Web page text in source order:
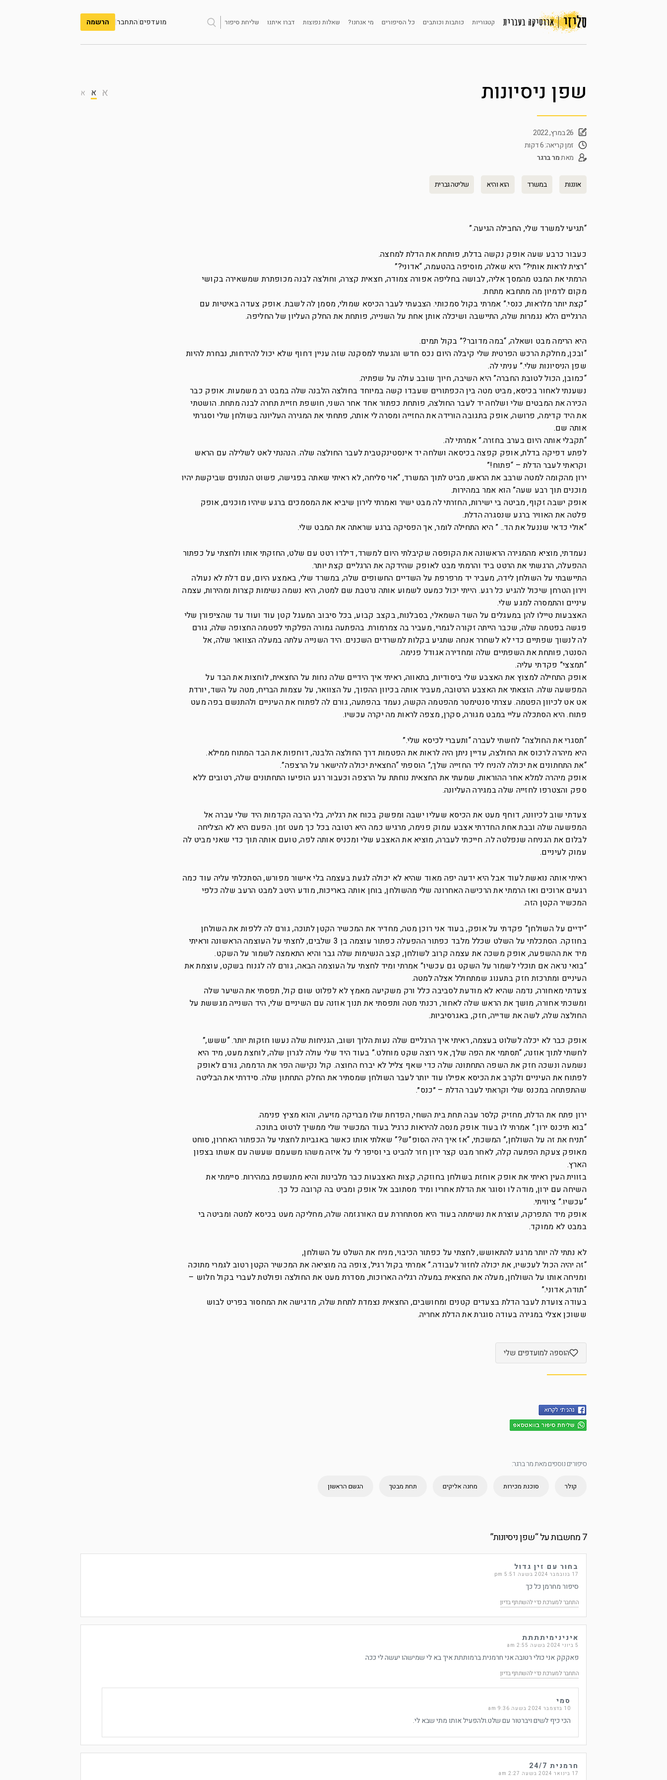
קטגוריות כותבות וכותבים כל הסיפורים מי אנחנו? שאלות נפוצות דברו איתנו שליחת סיפור מועדפים|התחבר| הרשמה
שפן ניסיונות א א א
26 במרץ, 2022
זמן קריאה: 6 דקות
מאתמר ברגר
אוננות במשרד הוא והיא שליטה גברית
“תגיעי למשרד שלי, החבילה הגיעה.”
כעבור כרבע שעה אופק נקשה בדלת, פותחת את הדלת למחצה.
“רצית לראות אותי?” היא שאלה, מוסיפה בהטעמה, “אדוני?”
הרמתי את המבט מהמסך אליה, לבושה בחליפה אפורה צמודה, חצאית קצרה, וחולצה לבנה מכופתרת שמשאירה בקושי
מקום לדמיון מה מתחבא מתחת.
“קצת יותר מלראות, כנסי.” אמרתי בקול סמכותי. הצבעתי לעבר הכיסא שמולי, מסמן לה לשבת. אופק צעדה באיטיות עם
הרגליים הלא נגמרות שלה, התיישבה ושיכלה אותן אחת על השנייה, פותחת את החלק העליון של החליפה.
היא הרימה מבט ושאלה, “במה מדובר?” בקול תמים.
“ובכן, מחלקת הרכש הפרטית שלי קיבלה היום נכס חדש והגעתי למסקנה שזה עניין דחוף שלא יכול להידחות, נבחרת להיות
שפן הניסיונות שלי.” עניתי לה.
“כמובן, הכול לטובת החברה” היא השיבה, חיוך שובב עולה על שפתיה.
נשענתי לאחור בכיסא, מביט מטה בין הכפתורים שעבדו קשה במיוחד בחולצה הלבנה שלה במבט רב משמעות. אופק כבר
הכירה את המבטים שלי ושלחה יד לעבר החולצה, פותחת כפתור אחד אחר השני, חושפת חזיית תחרה לבנה מתחת. הושטתי
את היד קדימה, פרושה, אופק בתגובה הורידה את החזייה ומסרה לי אותה, פתחתי את המגירה העליונה בשולחן שלי וסגרתי
אותה שם.
“תקבלי אותה היום בערב בחזרה.” אמרתי לה.
לפתע דפיקה בדלת, אופק קפצה בכיסאה ושלחה יד אינסטינקטבית לעבר החולצה שלה. הנהנתי לאט לשלילה עם הראש
וקראתי לעבר הדלת – “פתוח!”
ירון מהקומה למטה שרבב את הראש, מביט לתוך המשרד, “אוי סליחה, לא ראיתי שאתה בפגישה, פשוט הנתונים שביקשת יהיו
מוכנים תוך רבע שעה” הוא אמר במהירות.
אופק ישבה זקוף, מביטה בי ישירות, החזרתי לה מבט ישיר ואמרתי לירון שיביא את המסמכים ברגע שיהיו מוכנים, אופק
פלטה את האוויר ברגע שנסגרה הדלת.
“אולי כדאי שננעל את הד.. ” היא התחילה לומר, אך הפסיקה ברגע שראתה את המבט שלי.
נעמדתי, מוציא מהמגירה הראשונה את הקופסה שקיבלתי היום למשרד, דילדו רטט עם שלט, החזקתי אותו ולחצתי על כפתור
ההפעלה, הרגשתי את הרטט ביד והרמתי מבט לאופק שהידקה את הרגליים קצת יותר.
התיישבתי על השולחן לידה, מעביר יד מרפרפת על השדיים החשופים שלה, במשרד שלי, באמצע היום, עם דלת לא נעולה
וירון הטרחן שיכול להגיע כל רגע. הייתי יכול כמעט לשמוע אותה נרטבת שם למטה, היא נשמה נשימות קצרות ומהירות, עצמה
עיניים והתמסרה למגע שלי.
האצבעות טיילו להן במעגלים על השד השמאלי, בסבלנות, בקצב קבוע, בכל סיבוב המעגל קטן עוד ועוד עד שהציפורן שלי
פגשה בפטמה שלה, שכבר הייתה זקורה לגמרי, מעביר בה צמרמורת. בהפתעה גמורה הפלקתי לפטמה החצופה שלה, גורם
לה לנשוך שפתיים כדי לא לשחרר אנחה שתגיע בקלות למשרדים השכנים. היד השנייה עלתה במעלה הצוואר שלה, אל
הסנטר, פותחת את השפתיים שלה ומחדירה אגודל פנימה.
“תמצצי” פקדתי עליה.
אופק התחילה למצוץ את האצבע שלי ביסודיות, בתאווה, ראיתי איך הידיים שלה נחות על החצאית, לוחצות את הבד על
המפשעה שלה. הוצאתי את האצבע הרטובה, מעביר אותה בכיוון ההפוך, על הצוואר, על עצמות הבריח, מטה על השד, יורדת
אט אט לכיוון הפטמה. עצרתי סנטימטר מהפטמה הקשה, נעמד בהפתעה, גורם לה לפתוח את העיניים ולהתנשם בפה מעט
פתוח. היא הסתכלה עליי במבט מגורה, סקרן, מצפה לראות מה יקרה עכשיו.
“תסגרי את החולצה” לחשתי לעברה “ותעברי לכיסא שלי.”
היא מיהרה לרכוס את החולצה, עדיין ניתן היה לראות את הפטמות דרך החולצה הלבנה, דוחפות את הבד המתוח ממילא.
“את התחתונים את יכולה להניח ליד החזייה שלך,” הוספתי “החצאית יכולה להישאר על הרצפה”.
אופק מיהרה למלא אחר ההוראות, שמעתי את החצאית נוחתת על הרצפה וכעבור רגע הופיעו התחתונים שלה, רטובים ללא
ספק והצטרפו לחזייה שלה במגירה העליונה.
צעדתי שוב לכיוונה, דוחף מעט את הכיסא שעליו ישבה ומפשק בכוח את רגליה, בלי הרבה הקדמות היד שלי עברה אל
המפשעה שלה ובבת אחת החדרתי אצבע עמוק פנימה, מרגיש כמה היא רטובה בכל כך מעט זמן. הפעם היא לא הצליחה
לבלום את הגניחה שנפלטה לה. חייכתי לעברה, מוציא את האצבע שלי ומכניס אותה לפה, טועם אותה תוך כדי שאני מביט לה
עמוק לעיניים.
ראיתי אותה נואשת לעוד אבל היא ידעה יפה מאוד שהיא לא יכולה לגעת בעצמה בלי אישור מפורש, הסתכלתי עליה עוד כמה
רגעים ארוכים ואז הרמתי את הרכישה האחרונה שלי מהשולחן, בוחן אותה באריכות, מודע היטב למבט הרעב שלה כלפי
המכשיר הקטן הזה.
“ידיים על השולחן” פקדתי על אופק, בעוד אני רוכן מטה, מחדיר את המכשיר הקטן לתוכה, גורם לה ללפות את השולחן
בחוזקה. הסתכלתי על השלט שכלל מלבד כפתור ההפעלה כפתור עוצמה בן 3 שלבים, לחצתי על העוצמה הראשונה וראיתי
מיד את ההשפעה, אופק משכה את עצמה קרוב לשולחן, קצב הנשימות שלה גבר והיא התאמצה לשמור על השקט.
“בואי נראה אם תוכלי לשמור על השקט גם עכשיו” אמרתי ומיד לחצתי על העוצמה הבאה, גורם לה לגנוח בשקט, עוצמת את
העיניים ומתרכזת חזק בתענוג שמתחולל אצלה למטה.
צעדתי מאחורה, נדמה שהיא לא מודעת לסביבה כלל ורק משקיעה מאמץ לא לפלוט שום קול, תפסתי את השיער שלה
ומשכתי אחורה, מושך את הראש שלה לאחור, רכנתי מטה ותפסתי את תנוך אוזנה עם השיניים שלי, היד השנייה מגששת על
החולצה שלה, לשה את שדייה, חזק, באגרסיביות.
אופק כבר לא יכלה לשלוט בעצמה, ראיתי איך הרגליים שלה נעות הלוך ושוב, הגניחות שלה נעשו חזקות יותר. “ששש,”
לחשתי לתוך אוזנה, “תסתמי את הפה שלך, אני רוצה שקט מוחלט.” בעוד היד שלי עולה לגרון שלה, לוחצת מעט, מיד היא
נשמעה ונשכה חזק את השפה התחתונה שלה כדי שאף צליל לא יברח החוצה. קול נקישה הפר את הדממה, גורם לאופק
לפתוח את העיניים ולקרב את הכיסא אפילו עוד יותר לעבר השולחן שמסתיר את החלק התחתון שלה. סידרתי את הבליטה
שהתפתחה במכנס שלי וקראתי לעבר הדלת – ״כנס״.
ירון פתח את הדלת, מחזיק קלסר עבה תחת בית השחי, הפדחת שלו מבריקה מזיעה, והוא מציץ פנימה.
“בוא תיכנס ירון.” אמרתי לו בעוד אופק מנסה להיראות כרגיל בעוד המכשיר שלי ממשיך לרטוט בתוכה.
“תניח את זה על השולחן,” המשכתי, “אז איך היה הסופ”ש?” שאלתי אותו כאשר באגביות לחצתי על הכפתור האחרון, סוחט
מאופק צעקת הפתעה קלה, לאחר מבט קצר ירון חזר להביט בי וסיפר לי על איזה משהו משעמם שעשה עם אשתו בצפון
הארץ.
בזווית העין ראיתי את אופק אוחזת בשולחן בחוזקה, קצות האצבעות כבר מלבינות והיא מתנשפת במהירות. סיימתי את
השיחה עם ירון, מודה לו וסוגר את הדלת אחריו ומיד מסתובב אל אופק ומביט בה קרובה כל כך.
“עכשיו.” ציוויתי.
אופק מיד התפרקה, עוצרת את נשימתה בעוד היא מסתחררת עם האורגזמה שלה, מחליקה מעט בכיסא למטה ומביטה בי
במבט לא ממוקד.
לא נתתי לה יותר מרגע להתאושש, לחצתי על כפתור הכיבוי, מניח את השלט על השולחן,
“זה יהיה הכול לעכשיו, את יכולה לחזור לעבודה.” אמרתי בקול רגיל, צופה בה מוציאה את המכשיר הקטן רטוב לגמרי מתוכה
ומניחה אותו על השולחן, מעלה את החצאית במעלה רגליה הארוכות, מסדרת מעט את החולצה ופולטת לעברי בקול חלוש –
“תודה, אדוני.”
בעודה צועדת לעבר הדלת בצעדים קטנים ומחושבים, החצאית נצמדת לתחת שלה, מדגישה את המחסור בפריט לבוש
ששוכן אצלי במגירה בעודה סוגרת את הדלת אחריה.
הוספה למועדפים שלי
סיפורים נוספים מאת מר ברגר:
קולר סוכנת מכירות מחנה אליקים תחת מבטך הגשם הראשון
7 מחשבות על “ שפן ניסיונות”
בחור עם זין גדול
17 בנובמבר 2024 בשעה 5:51 pm
סיפור מחרמן כל כך
התחבר למערכת כדי להשתתף בדיון
אינינימיתתתת
5 ביוני 2024 בשעה 2:55 am
פאקקק אני כולי רטובה אני חרמנית ברמותתת איך בא לי שמישהו יעשה לי ככה
התחבר למערכת כדי להשתתף בדיון
סמי
10 בדצמבר 2024 בשעה 9:36 am
הכי כיף לשים ויברטור עם שלט.ולהפעיל אותו מתי שבא לי.
חרמנית 24/7
17 בינואר 2024 בשעה 2:27 am